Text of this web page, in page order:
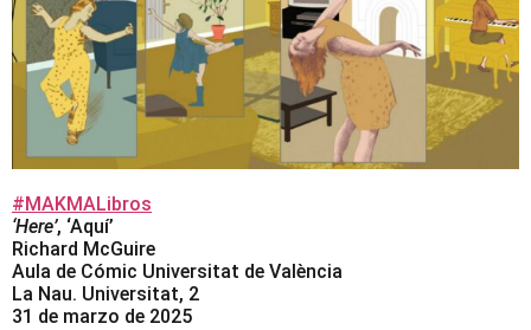
#MAKMALibros
‘Here’, ‘Aquí’
Richard McGuire
Aula de Cómic Universitat de València
La Nau. Universitat, 2
31 de marzo de 2025